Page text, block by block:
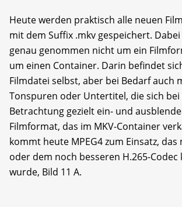
Heute werden praktisch alle neuen
mit dem Suffix .mkv gespeichert.
genau genommen nicht um ein
um einen Container. Darin befindet
Filmdatei selbst, aber bei Bedarf auch
Tonspuren oder Untertitel, die sich
Betrachtung gezielt ein- und
Filmformat, das im MKV-Container
kommt heute MPEG4 zum Einsatz, das
oder dem noch besseren H.265-
wurde, Bild 11 A.